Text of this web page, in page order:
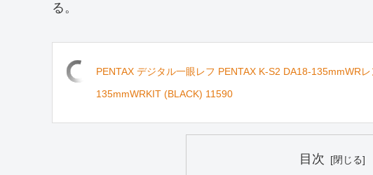
る。
PENTAX デジタル一眼レフ PENTAX K-S2 DA18-135mmWR
135mmWRKIT (BLACK) 11590
目次